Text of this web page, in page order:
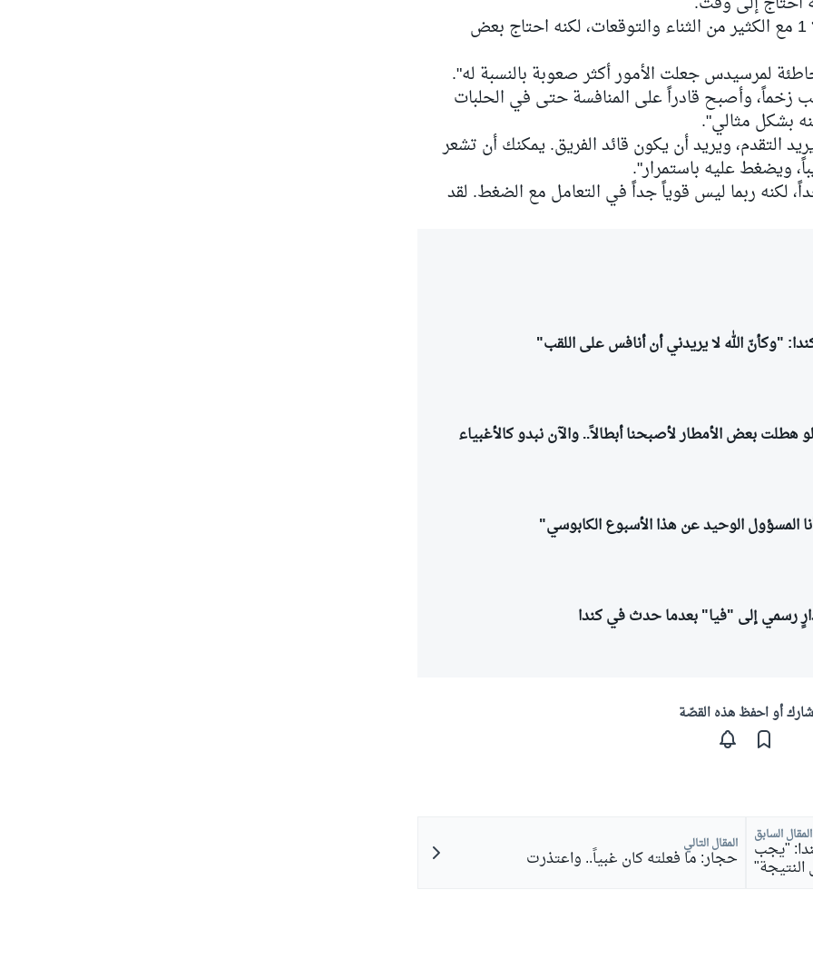
حيث قال: "جاء أنتونيللي إلى الفورمولا 1 مع الكثير من الثناء والتوقعات، لكنه احتاج بعض
لمرسيدس جعلت الأمور أكثر صعوبة بالنسبة له".
زخماً، وأصبح قادراً على المنافسة حتى في الحلبات
بشكل مثالي".
التقدم، ويريد أن يكون قائد الفريق. يمكنك أن تشعر
ويضغط عليه باستمرار".
لكنه ربما ليس قوياً جداً في التعامل مع الضغط. لقد
"وكأنّ الله لا يريدني أن أنافس على اللقب"
هطلت بعض الأمطار لأصبحنا أبطالاً.. والآن نبدو كالأغبياء
المسؤول الوحيد عن هذا الأسبوع الكابوسي"
رسمي إلى "فيا" بعدما حدث في كندا
شارك أو احفظ هذه القصّة
المقال السابق
"يجب المقال التالي
حجار: ما فعلته كان غبياً.. واعتذرت